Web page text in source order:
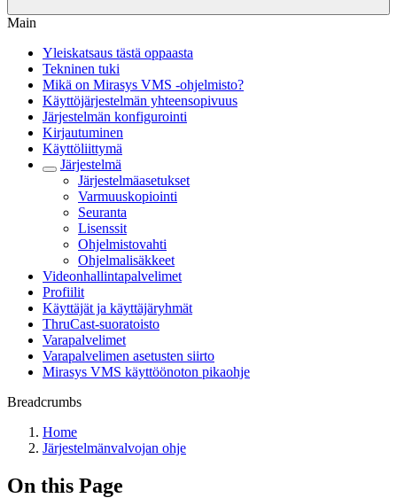
Main
Yleiskatsaus tästä oppaasta
Tekninen tuki
Mikä on Mirasys VMS -ohjelmisto?
Käyttöjärjestelmän yhteensopivuus
Järjestelmän konfigurointi
Kirjautuminen
Käyttöliittymä
Järjestelmä
Järjestelmäasetukset
Varmuuskopiointi
Seuranta
Lisenssit
Ohjelmistovahti
Ohjelmalisäkkeet
Videonhallintapalvelimet
Profiilit
Käyttäjät ja käyttäjäryhmät
ThruCast-suoratoisto
Varapalvelimet
Varapalvelimen asetusten siirto
Mirasys VMS käyttöönoton pikaohje
Breadcrumbs
Home
Järjestelmänvalvojan ohje
On this Page